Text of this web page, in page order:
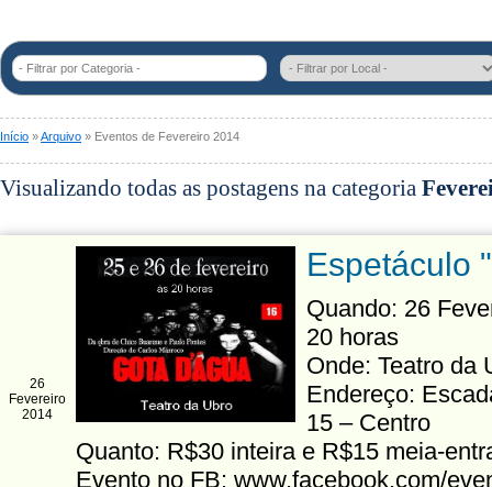
- Filtrar por Categoria -
Início »Arquivo » Eventos de Fevereiro 2014
Visualizando todas as postagens na categoria
26
Fevereiro
2014
Espetáculo
Quando: 26
20 horas
Onde: Teatro da
Endereço:
15 – Centro
Quanto: R$30 inteira e R$15 meia-
Evento no FB: www.facebook.com/